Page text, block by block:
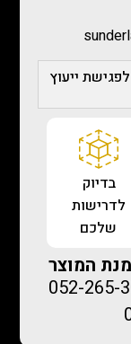
ייעוץ
בדיוק
לדרישות
שלכם
המוצר
052-265-